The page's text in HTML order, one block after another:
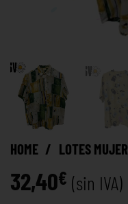
HOME / LOTES MUJER
32,40€ (sin IVA)